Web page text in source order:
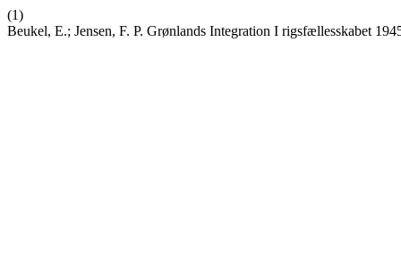
(1)
Beukel, E.; Jensen, F. P. Grønlands Integration I rigsfællesskabet